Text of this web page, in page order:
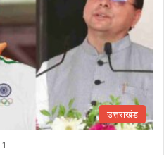
उत्तराखंड
1